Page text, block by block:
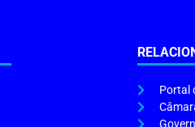
Portal